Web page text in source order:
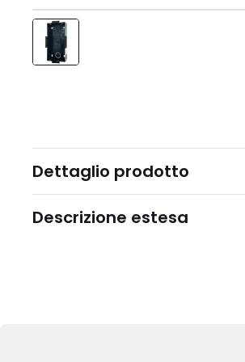
Dettaglio prodotto
Descrizione estesa